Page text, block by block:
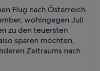
Flug nach Österreich
wohingegen Juli
zu den teuersten
sparen möchten,
Zeitraums nach